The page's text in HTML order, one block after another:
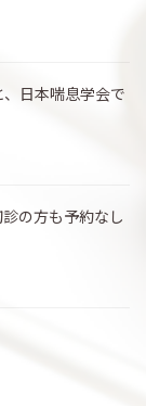
日本喘息学会で
の方も予約なし